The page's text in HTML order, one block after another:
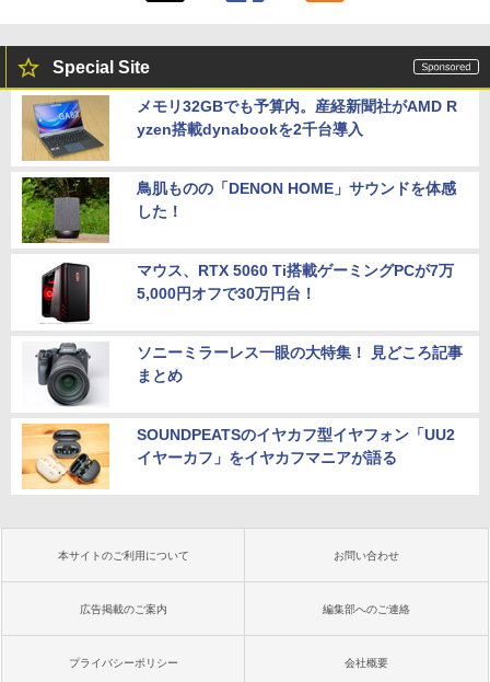
Special Site
メモリ32GBでも予算内。産経新聞社がAMD R
yzen搭載dynabookを2千台導入
鳥肌ものの「DENON HOME」サウンドを体感
した！
マウス、RTX 5060 Ti搭載ゲーミングPCが7万
5,000円オフで30万円台！
ソニーミラーレス一眼の大特集！ 見どころ記事
まとめ
SOUNDPEATSのイヤカフ型イヤフォン「UU2
イヤーカフ」をイヤカフマニアが語る
本サイトのご利用について お問い合わせ
広告掲載のご案内 編集部へのご連絡
プライバシーポリシー 会社概要